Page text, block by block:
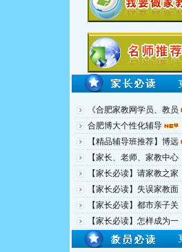
《合肥家教网学员、教员
合肥博大个性化辅导
【精品辅导班推荐】博远
【家长、老师、家教中心
【家长必读】请家教之家
【家长必读】失误家教面
【家长必读】都市亲子关
【家长必读】怎样成为一